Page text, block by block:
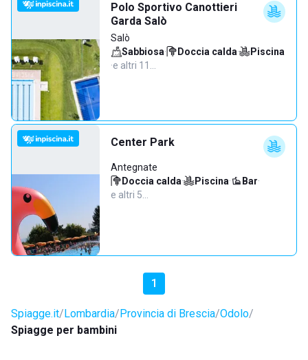
Polo Sportivo Canottieri
Garda Salò
Salò
Sabbiosa· Doccia calda·
Piscina
·e altri 11…
Center Park
Antegnate
Doccia calda· Piscina· Bar·
e altri 5…
1
Spiagge.it Lombardia Provincia di Brescia Odolo
Spiagge per bambini